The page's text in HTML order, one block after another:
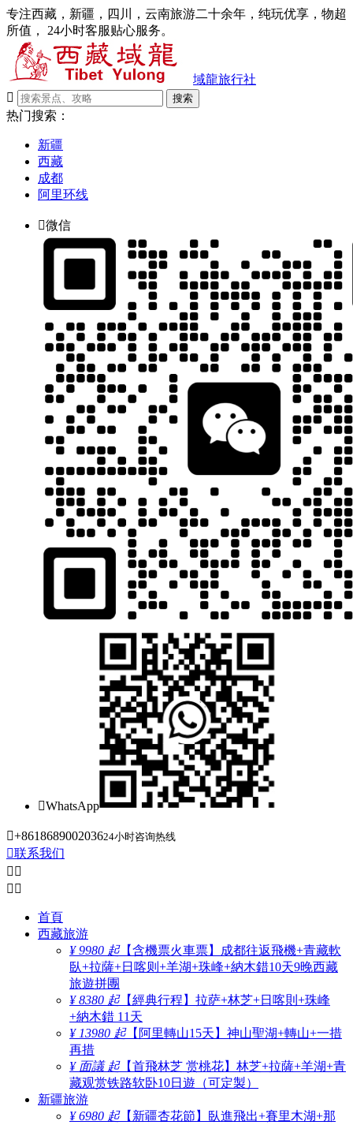
专注西藏，新疆，四川，云南旅游二十余年，纯玩优享，物超
所值， 24小时客服贴心服务。
域龍旅行社

搜索
热门搜索：
新疆
西藏
成都
阿里环线
微信
WhatsApp
+861868900203624小时咨询热线
联系我们
 
 
首頁
西藏旅游
¥ 9980 起【含機票火車票】成都往返飛機+青藏軟
臥+拉薩+日喀则+羊湖+珠峰+納木錯10天9晚西藏
旅遊拼團
¥ 8380 起【經典行程】拉萨+林芝+日喀則+珠峰
+納木錯 11天
¥ 13980 起【阿里轉山15天】神山聖湖+轉山+一措
再措
¥ 面議 起【首飛林芝 赏桃花】林芝+拉薩+羊湖+青
藏观赏铁路软卧10日遊（可定製）
新疆旅游
¥ 6980 起【新疆杏花節】臥進飛出+賽里木湖+那